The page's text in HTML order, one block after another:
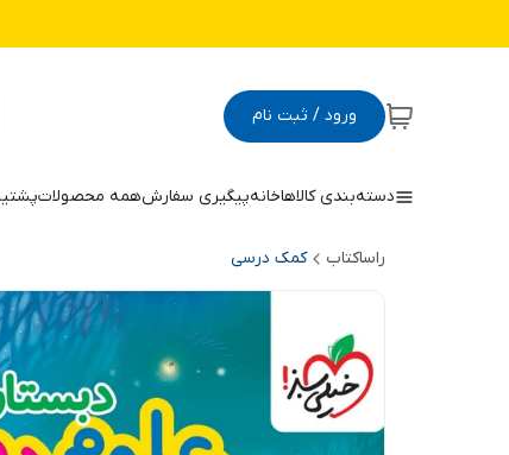
ورود / ثبت نام
دسته‌بندی کالاهاخانهپیگیری سفارشهمه محصولات
راساکتاب کمک درسی